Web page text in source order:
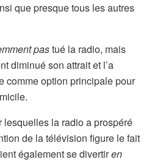
que presque tous les autres
pastué la radio, mais
diminué son attrait et l’a
comme option principale pour
lesquelles la radio a prospéré
de la télévision figure le fait
également se divertiren